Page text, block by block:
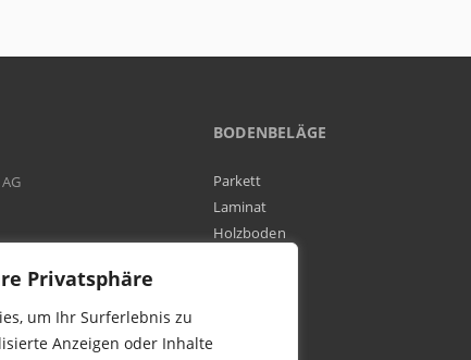
Privatsphäre
um Ihr Surferlebnis zu
Anzeigen oder Inhalte
92
bodenbelaege.ch
BODENBELÄGE
Parkett
Laminat
Holzboden